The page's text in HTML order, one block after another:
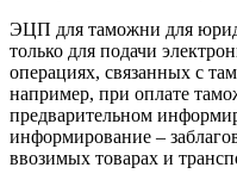
ЭЦП для таможни для
только для подачи
операциях, связанных с
например, при оплате
предварительном
информирование –
ввозимых товарах и